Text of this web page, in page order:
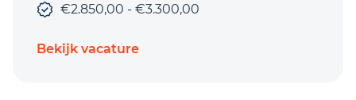
€2.850,00 - €3.300,00
Bekijk vacature